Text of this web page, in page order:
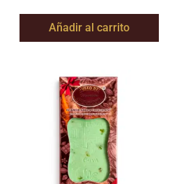
Añadir al carrito